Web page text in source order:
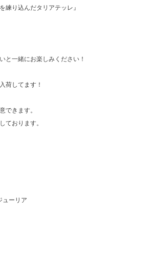
だタリアテッレ』
と一緒にお楽しみください！
荷してます！
できます。
ております。
ューリア